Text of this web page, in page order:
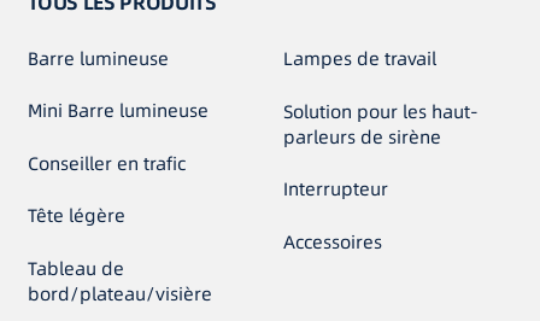
Barre lumineuse
Mini Barre lumineuse
Conseiller en trafic
Tête légère
Tableau de
bord/plateau/visière
Lampes de travail
Solution pour les haut-
parleurs de sirène
Interrupteur
Accessoires